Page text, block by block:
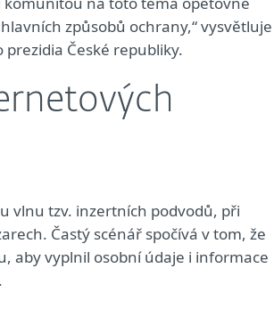
způsobů ochrany,“ vysvětluje
České republiky.
vlnu tzv. inzertních podvodů, při
Častý scénář spočívá v tom, že
aby vyplnil osobní údaje i informace